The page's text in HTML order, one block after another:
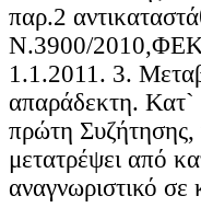
παρ.2
Ν.3900/2010,ΦΕΚ
1.1.2011. 3.
απαράδεκτη. Κατ`
πρώτη Συζήτησης,
μετατρέψει από
αναγνωριστικό σε